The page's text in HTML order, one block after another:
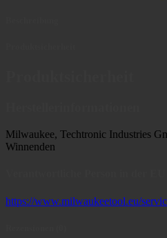
Milwaukee, Techtronic Industries
Winnenden
https://www.milwaukeetool.eu/